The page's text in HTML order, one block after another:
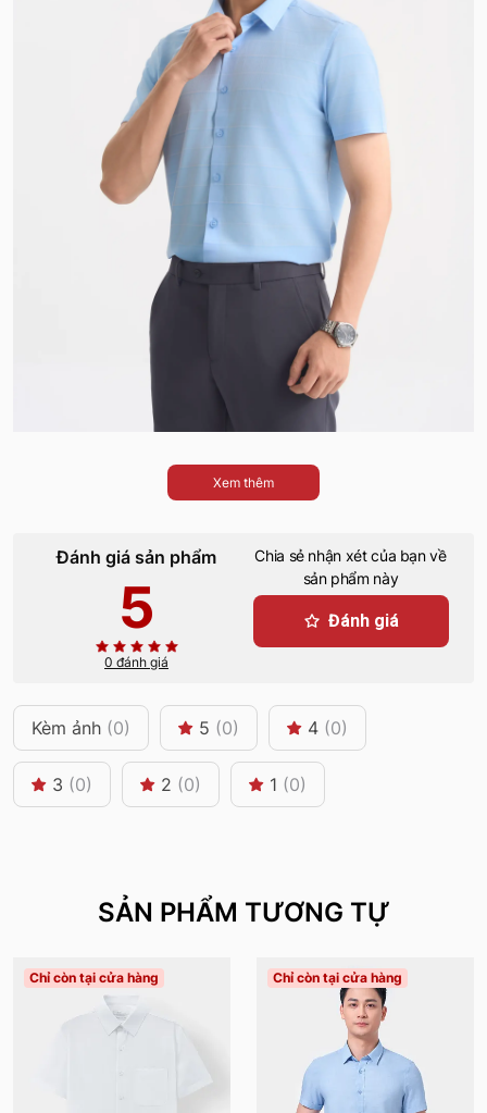
Xem thêm
Đánh giá sản phẩm
5
0 đánh giá
Chia sẻ nhận xét của bạn về
sản phẩm này
Đánh giá
Kèm ảnh (0) 5 (0) 4 (0)
3 (0) 2 (0) 1 (0)
SẢN PHẨM TƯƠNG TỰ
Chỉ còn tại cửa hàng Chỉ còn tại cửa hàng